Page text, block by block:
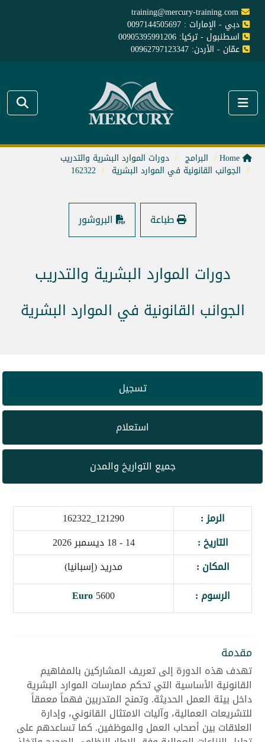
training@mercury-training.com
دبي - الإمارات : 0097144505697
اسطنبول - تركيا: 00905395991206
عمّان - الأردن: 00962797123347
البرامج دورات الموارد البشرية والتدريب
الجوانب القانونية في الموارد البشرية 162322
طباعة البروشور
دورات الموارد البشرية والتدريب
الجوانب القانونية في الموارد البشرية
تسجيل
استعلام
جميع التواريخ والمدن
الرمز :
121290_162322
التاريخ :
14 - 18 ديسمبر 2026
المكان :
مدريد (إسبانيا)
الرسوم :
5600
Euro
مقدمة
تهدف هذه الدورة إلى تعريف المشاركين بالمفاهيم
القانونية الأساسية التي تحكم ممارسات الموارد البشرية
داخل بيئة العمل الحديثة. وتمنح المتدربين فهماً معمقاً
للتشريعات العمالية، وآليات الامتثال القانوني، وإدارة
العلاقات بين أصحاب العمل والموظفين. كما تساعدهم على